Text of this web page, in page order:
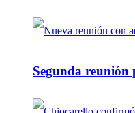
Segunda reunión